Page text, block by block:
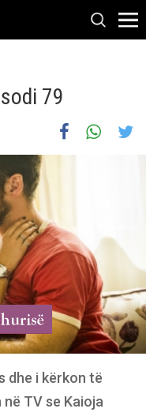
79
dhe i kërkon të
TV se Kaioja